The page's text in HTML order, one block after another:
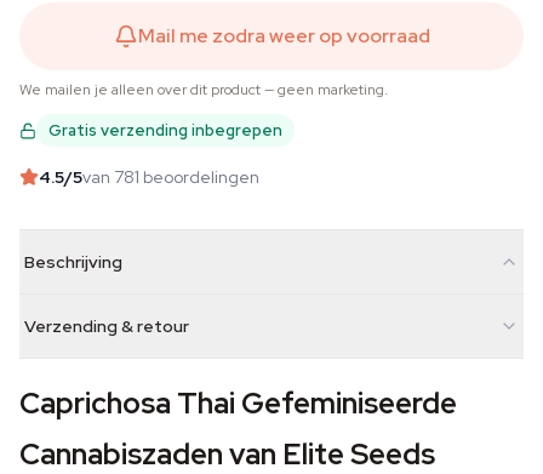
Mail me zodra weer op voorraad
We mailen je alleen over dit product — geen marketing.
Gratis verzending inbegrepen
4.5/5van 781 beoordelingen
Beschrijving
Verzending & retour
Caprichosa Thai Gefeminiseerde
Cannabiszaden van Elite Seeds